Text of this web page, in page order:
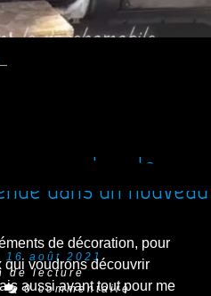
dans le
dans un nouveau
16 août 2021
de lecture
0 commentaire
de décoration, pour
voudrons découvrir
aussi avant tout pour me